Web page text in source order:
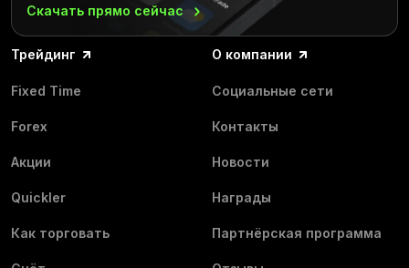
Скачать прямо сейчас
Трейдинг
Fixed Time
Forex
Акции
Quickler
Как торговать
О компании
Социальные сети
Контакты
Новости
Награды
Партнёрская программа